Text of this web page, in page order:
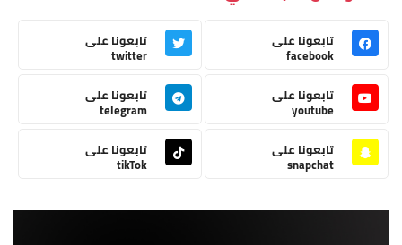
تابعونا على
facebook
تابعونا على
twitter
تابعونا على
youtube
تابعونا على
telegram
تابعونا على
snapchat
تابعونا على
tikTok